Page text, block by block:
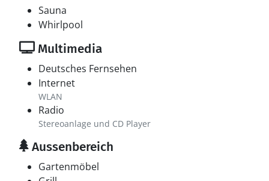
Sauna
Whirlpool
Multimedia
Deutsches Fernsehen
Internet
WLAN
Radio
Stereoanlage und CD Player
Aussenbereich
Gartenmöbel